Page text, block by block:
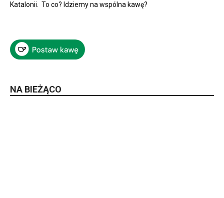
Katalonii. To co? Idziemy na wspólna kawę?
NA BIEŻĄCO